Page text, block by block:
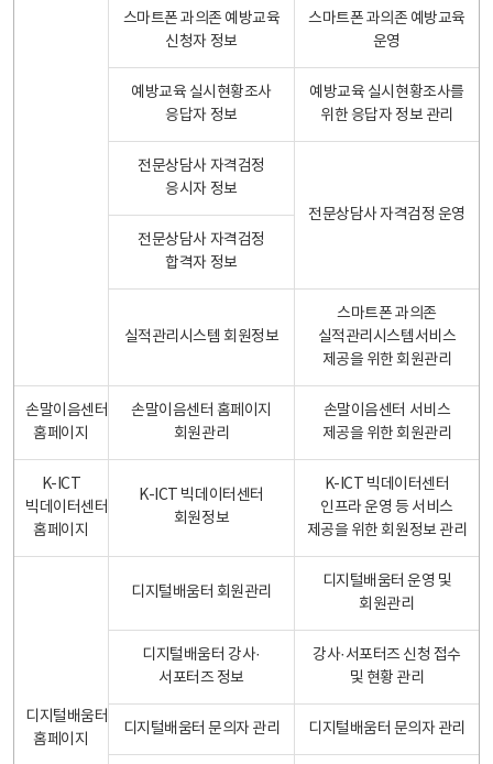
스마트폰 과의존 예방교육
신청자 정보
스마트폰 과의존 예방교육
운영
예방교육 실시현황조사
응답자 정보
예방교육 실시현황조사를
위한 응답자 정보 관리
전문상담사 자격검정
응시자 정보
전문상담사 자격검정 운영
전문상담사 자격검정
합격자 정보
실적관리시스템 회원정보
스마트폰 과의존
실적관리시스템서비스
제공을 위한 회원관리
손말이음센터
홈페이지
손말이음센터 홈페이지
회원관리
손말이음센터 서비스
제공을 위한 회원관리
K-ICT
빅데이터센터
홈페이지
K-ICT 빅데이터센터
회원정보
K-ICT 빅데이터센터
인프라 운영 등 서비스
제공을 위한 회원정보 관리
디지털배움터
홈페이지
디지털배움터 회원관리
디지털배움터 운영 및
회원관리
디지털배움터 강사·
서포터즈 정보
강사·서포터즈 신청 접수
및 현황 관리
디지털배움터 문의자 관리 디지털배움터 문의자 관리